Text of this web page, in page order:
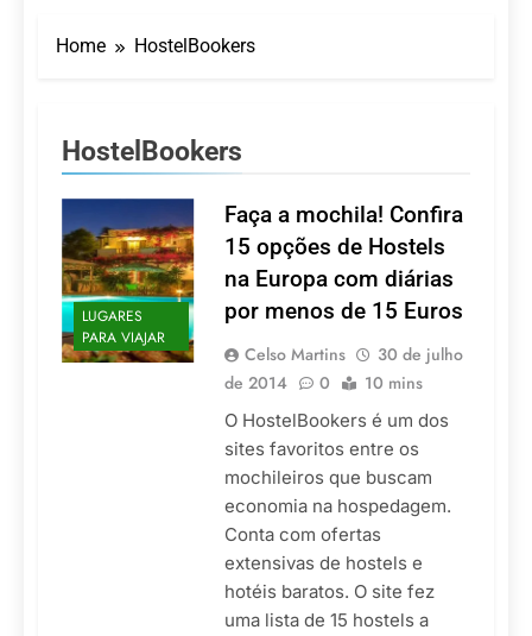
de operação do
5 De Agosto De 2026
em dezembro
Turismo na Serra
Salto Caveiras atrai
novos investimentos e
fortalece infraestrutura
5 De Agosto De 2026
Toda a Europa em Um
Só Lugar: Descubra as
Atrações do Parque
Mini-Europe
4 De Agosto De 2026
Por Dentro do Atomium:
Melhor Vista de
Bruxelas
Home HostelBookers
HostelBookers
LUGARES
PARA VIAJAR
Faça a mochila! Confira
15 opções de Hostels
na Europa com diárias
por menos de 15 Euros
Celso Martins
30 de julho
de 2014
0 10 mins
O HostelBookers é um dos
sites favoritos entre os
mochileiros que buscam
economia na hospedagem.
Conta com ofertas
extensivas de hostels e
hotéis baratos. O site fez
uma lista de 15 hostels a